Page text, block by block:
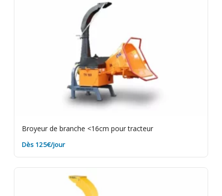
nettoyage. Assurance bris de machine en option.
Broyeur de branche <16cm pour tracteur
Dès 125€/jour